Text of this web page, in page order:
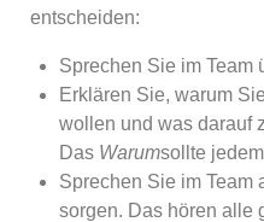
entscheiden:
Sprechen Sie im Team
Erklären Sie, warum
wollen und was darauf
Das Warumsollte
Sprechen Sie im Team
sorgen. Das hören alle